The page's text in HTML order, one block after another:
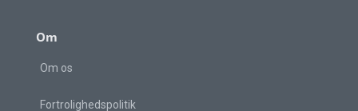
Om
Om os
Fortrolighedspolitik